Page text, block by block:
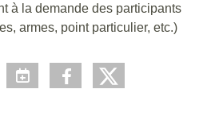
à la demande des participants
armes, point particulier, etc.)